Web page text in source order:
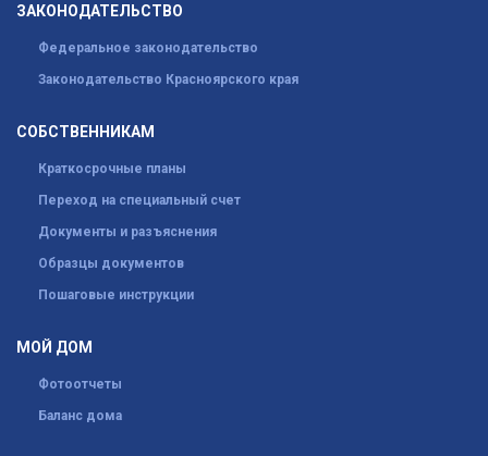
ЗАКОНОДАТЕЛЬСТВО
Федеральное законодательство
Законодательство Красноярского края
СОБСТВЕННИКАМ
Краткосрочные планы
Переход на специальный счет
Документы и разъяснения
Образцы документов
Пошаговые инструкции
МОЙ ДОМ
Фотоотчеты
Баланс дома